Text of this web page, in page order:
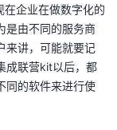
在企业在做数字化的
是由不同的服务商
来讲，可能就要记
成联营kit以后，都
同的软件来进行使